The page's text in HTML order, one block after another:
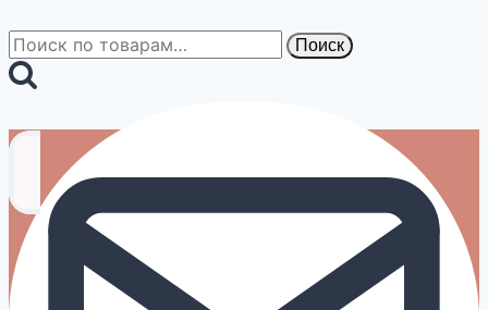
Искать: Поиск